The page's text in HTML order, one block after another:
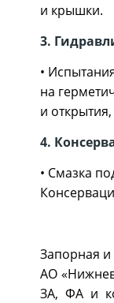
и крышки.
3.
•
на
и
4.
• Смазка
Запорная
АО
ЗА, ФА и